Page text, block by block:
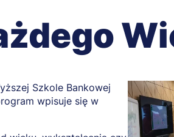
Szkole Bankowej
wpisuje się w